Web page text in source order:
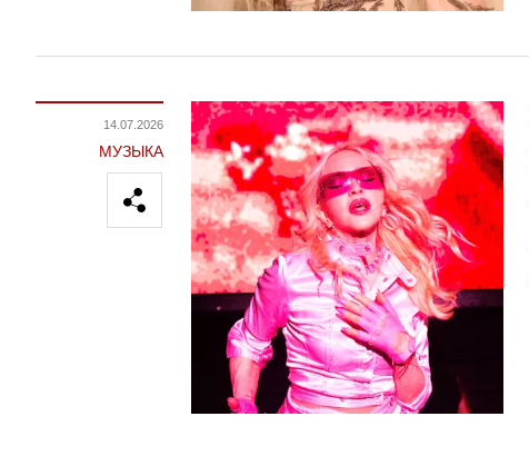
14.07.2026
МУЗЫКА